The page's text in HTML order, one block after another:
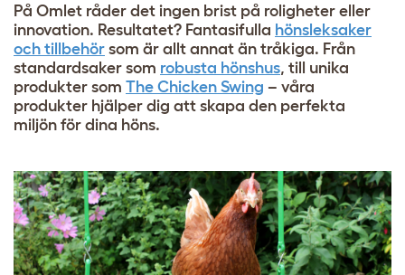
På Omlet råder det ingen brist på roligheter eller
innovation. Resultatet? Fantasifulla hönsleksaker
och tillbehör som är allt annat än tråkiga. Från
standardsaker som robusta hönshus, till unika
produkter som The Chicken Swing – våra
produkter hjälper dig att skapa den perfekta
miljön för dina höns.